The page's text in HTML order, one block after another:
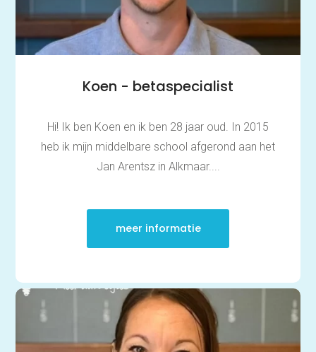
Koen - betaspecialist
Hi! Ik ben Koen en ik ben 28 jaar oud. In 2015
heb ik mijn middelbare school afgerond aan het
Jan Arentsz in Alkmaar....
meer informatie